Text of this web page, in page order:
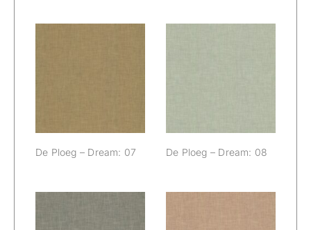
De Ploeg – Dream: 07 De Ploeg – Dream: 08